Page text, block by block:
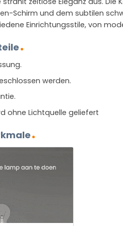
Schirm und dem subtilen
Einrichtungsstile, von
werden.
ohne Lichtquelle geliefert